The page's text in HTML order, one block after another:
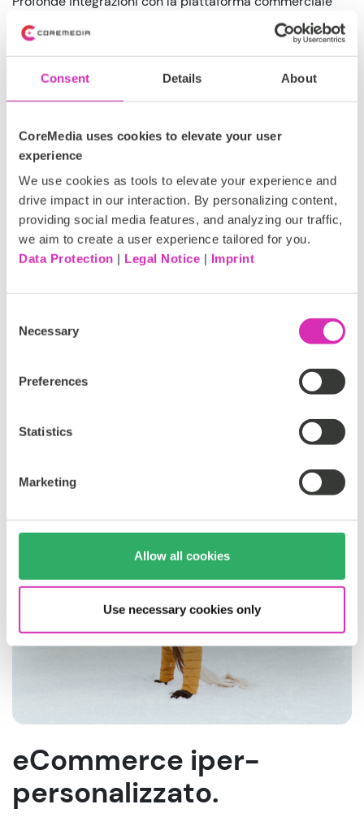
Consent Details About
CoreMedia uses cookies to elevate your user
experience
We use cookies as tools to elevate your experience and
drive impact in our interaction. By personalizing content,
providing social media features, and analyzing our traffic,
we aim to create a user experience tailored for you.
Data Protection | Legal Notice | Imprint
Selection
Necessary
Preferences
Statistics
Marketing
Allow all cookies
Use necessary cookies only
mezzi
gli addetti al marketing hanno un accesso rapido a
più fonti di dati. Gli strumenti di pubblicazione di facile
utilizzo offrono ai team la possibilità di creare e
visualizzare in anteprima contenuti e scenari di acquisto
in modo rapido.
I team di Decker possono riutilizzare i contenuti in modo
molto più efficiente tra i vari marchi e regioni. Il time-to-
settimane a ore, così i team sono liberi di concentrarsi
sulle tendenze del mercato. Anche lo streaming in tempo
reale di eventi come l'ultramaratona è possibile con 6
aggiornamenti della homepage in un solo giorno.
eCommerce iper-
personalizzato.